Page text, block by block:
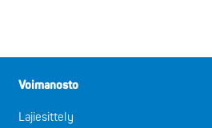
Voimanosto
Lajiesittely